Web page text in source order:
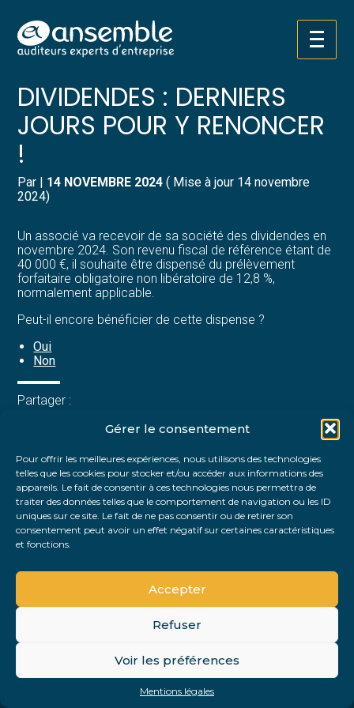
Gérer le consentement
Pour offrir les meilleures expériences, nous utilisons des technologies
telles que les cookies pour stocker et/ou accéder aux informations des
appareils. Le fait de consentir à ces technologies nous permettra de
traiter des données telles que le comportement de navigation ou les ID
uniques sur ce site. Le fait de ne pas consentir ou de retirer son
consentement peut avoir un effet négatif sur certaines caractéristiques
et fonctions.
Accepter
Refuser
Voir les préférences
Mentions légales
Aller
au
Créer et reprendre une activité
Gérer votre quotidien
Piloter votre entreprise
Développer votre entreprise
Construire votre patrimoine
Structurer votre croissance
Être prêt pour la facturation
électronique
Pilotez votre gestion
Suivre votre comptabilité
Gérer vos ressources humaines
Dématérialiser vos documents
ACOMPTE D'IMPÔT SUR
DIVIDENDES : DERNIERS
JOURS POUR Y RENONCER
!
Par | 14 NOVEMBRE 2024 ( Mise à jour 14 novembre
2024)
Un associé va recevoir de sa société des dividendes en
novembre 2024. Son revenu fiscal de référence étant de
40 000 €, il souhaite être dispensé du prélèvement
forfaitaire obligatoire non libératoire de 12,8 %,
normalement applicable.
Peut-il encore bénéficier de cette dispense ?
Oui
Non
Partager :
FaceBook
TwitterLinkedIn
Principale
Footer
PLAN DU SITE
MENTIONS LÉGALES
Conception et réalisation